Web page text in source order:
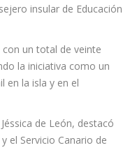
la directora general del
del Cabildo de
insular de Educación
un total de veinte
la iniciativa como un
la isla y en el